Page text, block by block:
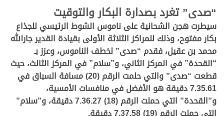
“صدى” تغرد بصدارة البكار والتوقيت
سيطرت هجن الشحانية على ناموس الشوط الرئيسي للجذاع
بكار مفتوح، وذلك للمراكز الثلاثة الأولى بقيادة القدير جارالله
محمد بن عقيل، فقدم “صدى” لخطف الناموس، وعزز بـ
“القحدة” في المركز الثاني، و”سلام” في المركز الثالث، حيث
قطعت “صدى” والتي حلمت الرقم (20) مسافة السباق في
7.35.61 دقيقة هو الأفضل في منافسات الأمسية،
و”القحدة” التي حملت الرقم (18) 7.36.27 دقيقة، و”سلام”